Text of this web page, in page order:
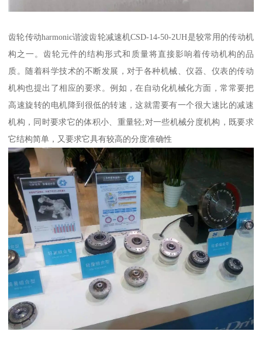
齿轮传动harmonic谐波齿轮减速机CSD-14-50-2UH是较常用的传动机
构之一。齿轮元件的结构形式和质量将直接影响着传动机构的品
质。随着科学技术的不断发展，对于各种机械、仪器、仪表的传动
机构也提出了相应的要求。例如，在自动化机械化方面，常常要把
高速旋转的电机降到很低的转速，这就需要有一个很大速比的减速
机构，同时要求它的体积小、重量轻;对一些机械分度机构，既要求
它结构简单，又要求它具有较高的分度准确性